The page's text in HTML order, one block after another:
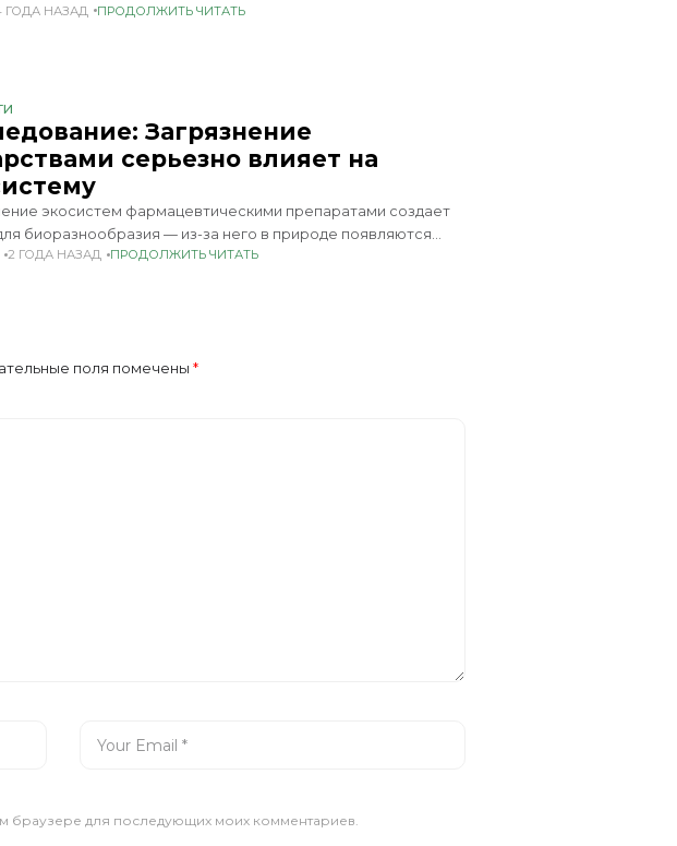
рядом новостройки, но и столицу. Площадь свалки
ГОДА НАЗАД ПРОДОЛЖИТЬ ЧИТАТЬ
Загрязнение
серьезно влияет на
экосистем фармацевтическими препаратами создает
биоразнообразия — из-за него в природе появляются
немотивированной агрессией к сородичам, а рыбы
2 ГОДА НАЗАД ПРОДОЛЖИТЬ ЧИТАТЬ
поля помечены *
браузере для последующих моих комментариев.